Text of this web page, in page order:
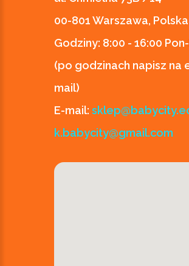
00-801 Warszawa, Polska
Godziny: 8:00 - 16:00
(po godzinach napisz na
mail)
E-mail:
k.babycity@gmail.com